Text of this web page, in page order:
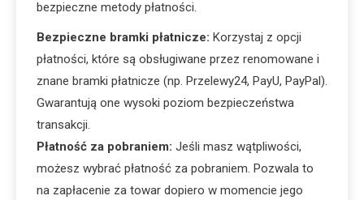
bezpieczne metody płatności.
Bezpieczne bramki płatnicze: Korzystaj z opcji
płatności, które są obsługiwane przez renomowane i
znane bramki płatnicze (np. Przelewy24, PayU, PayPal).
Gwarantują one wysoki poziom bezpieczeństwa
transakcji.
Płatność za pobraniem: Jeśli masz wątpliwości,
możesz wybrać płatność za pobraniem. Pozwala to
na zapłacenie za towar dopiero w momencie jego